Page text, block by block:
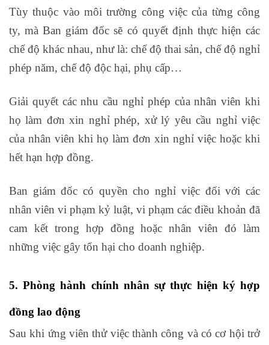
Tùy thuộc vào môi trường công việc của từng công
ty, mà Ban giám đốc sẽ có quyết định thực hiện các
chế độ khác nhau, như là: chế độ thai sản, chế độ nghỉ
phép năm, chế độ độc hại, phụ cấp…
Giải quyết các nhu cầu nghỉ phép của nhân viên khi
họ làm đơn xin nghỉ phép, xử lý yêu cầu nghỉ việc
của nhân viên khi họ làm đơn xin nghỉ việc hoặc khi
hết hạn hợp đồng.
Ban giám đốc có quyền cho nghỉ việc đối với các
nhân viên vi phạm kỷ luật, vi phạm các điều khoản đã
cam kết trong hợp đồng hoặc nhân viên đó làm
những việc gây tổn hại cho doanh nghiệp.
5. Phòng hành chính nhân sự thực hiện ký hợp
đồng lao động
Sau khi ứng viên thử việc thành công và có cơ hội trở